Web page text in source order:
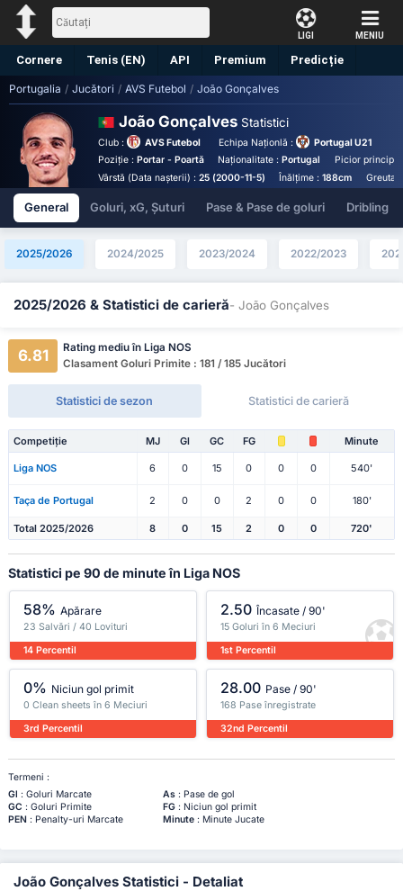
LIGI MENIU
Cornere Tenis (EN) API Premium Predicție
Portugalia / Jucători / AVS Futebol / João Gonçalves
João Gonçalves Statistici
Club : AVS Futebol Echipa Naționlă :
Portugal U21
Poziție : Portar - Poartă Naționalitate :Portugal
Picior
Vârstă (Data nașterii) : 25 (2000-11-5) Înălțime :188cm
General Goluri, xG, Șuturi Pase & Pase de goluri Dribling
2025/2026 2024/2025 2023/2024 2022/2023
2025/2026 & Statistici de carieră- João Gonçalves
6.81
Rating mediu în Liga NOS
Clasament Goluri Primite : 181 / 185 Jucători
Statistici de sezon Statistici de carieră
Competiție MJ Gl GC FG Minute
Liga NOS 6 0 15 0 0 0 540'
Taça de Portugal 2 0 0 2 0 0 180'
Total 2025/2026 8 0 15 2 0 0 720'
Statistici pe 90 de minute în Liga NOS
58% Apărare
23 Salvări / 40 Lovituri
14 Percentil
2.50 Încasate / 90'
15 Goluri în 6 Meciuri
1st Percentil
0% Niciun gol primit
0 Clean sheets în 6 Meciuri
3rd Percentil
28.00 Pase / 90'
168 Pase înregistrate
32nd Percentil
Termeni :
Gl : Goluri Marcate As: Pase de gol
GC : Goluri Primite FG: Niciun gol primit
PEN: Penalty-uri Marcate Minute: Minute Jucate
João Gonçalves Statistici - Detaliat